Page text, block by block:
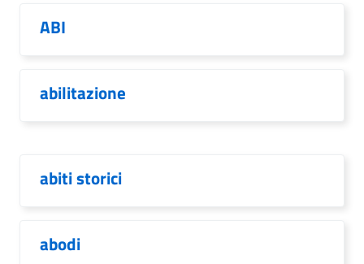
ABI
abilitazione
abiti storici
abodi